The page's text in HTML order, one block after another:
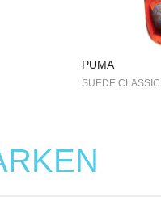
PUMA
SUEDE CLASSIC